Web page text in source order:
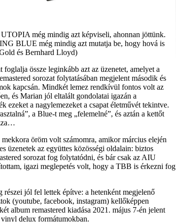
még mindig azt képviseli, ahonnan jöttünk.
BLUE még mindig azt mutatja be, hogy hová is
és Bernhard Lloyd)
foglalja össze leginkább azt az üzenetet, amelyet a
sorozat folytatásában megjelent második és
kapcsán. Mindkét lemez rendkívül fontos volt az
és Marian jól eltalált gondolatai igazán a
ezeket a nagylemezeket a csapat életművét tekintve.
a Blue-t meg „felemelné”, és aztán a kettőt
öröm volt számomra, amikor március elején
üzenetek az együttes közösségi oldalain: biztos
sorozat fog folytatódni, és bár csak az AIU
igazi meglepetés volt, hogy a TBB is érkezni fog
részei jól fel lettek építve: a hetenként megjelenő
(youtube, facebook, instagram) kellőképpen
album remastered kiadása 2021. május 7-én jelent
delux formátumokban.